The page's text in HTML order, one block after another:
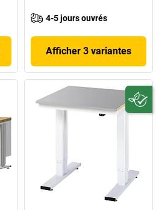
4-5 jours ouvrés
Afficher 3 variantes